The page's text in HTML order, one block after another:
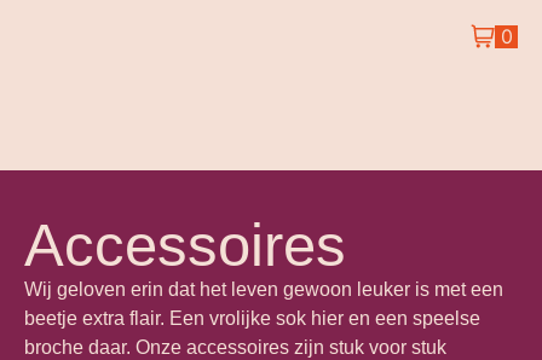
0
Accessoires
Wij geloven erin dat het leven gewoon leuker is met een
beetje extra flair. Een vrolijke sok hier en een speelse
broche daar. Onze accessoires zijn stuk voor stuk